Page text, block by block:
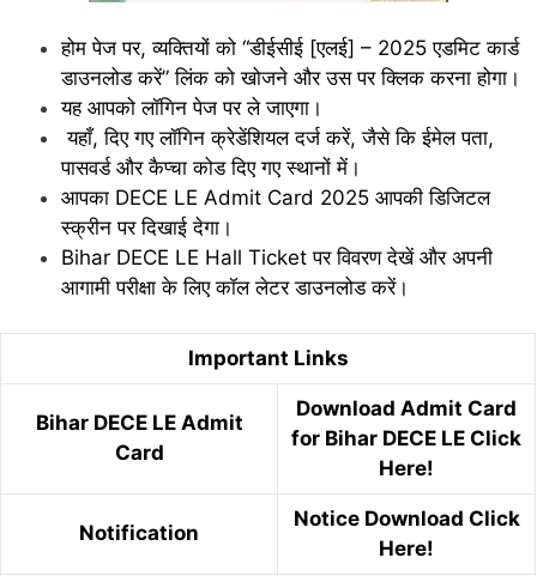
होम पेज पर, व्यक्तियों को “डीईसीई [एलई] – 2025 एडमिट कार्ड
डाउनलोड करें” लिंक को खोजने और उस पर क्लिक करना होगा।
यह आपको लॉगिन पेज पर ले जाएगा।
यहाँ, दिए गए लॉगिन क्रेडेंशियल दर्ज करें, जैसे कि ईमेल पता,
पासवर्ड और कैप्चा कोड दिए गए स्थानों में।
आपका DECE LE Admit Card 2025 आपकी डिजिटल
स्क्रीन पर दिखाई देगा।
Bihar DECE LE Hall Ticket पर विवरण देखें और अपनी
आगामी परीक्षा के लिए कॉल लेटर डाउनलोड करें।
Important Links
Bihar DECE LE Admit
Card
Download Admit Card
for Bihar DECE LE Click
Here!
Notification
Notice Download Click
Here!